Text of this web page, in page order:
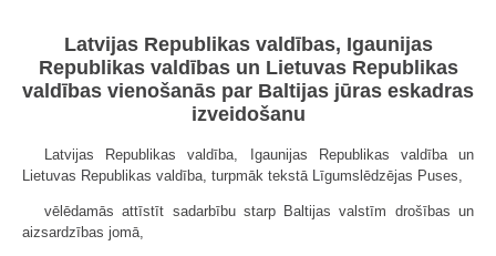
Latvijas Republikas valdības, Igaunijas
Republikas valdības un Lietuvas Republikas
valdības vienošanās par Baltijas jūras eskadras
izveidošanu
Latvijas Republikas valdība, Igaunijas Republikas valdība un
Lietuvas Republikas valdība, turpmāk tekstā Līgumslēdzējas Puses,
vēlēdamās attīstīt sadarbību starp Baltijas valstīm drošības un
aizsardzības jomā,